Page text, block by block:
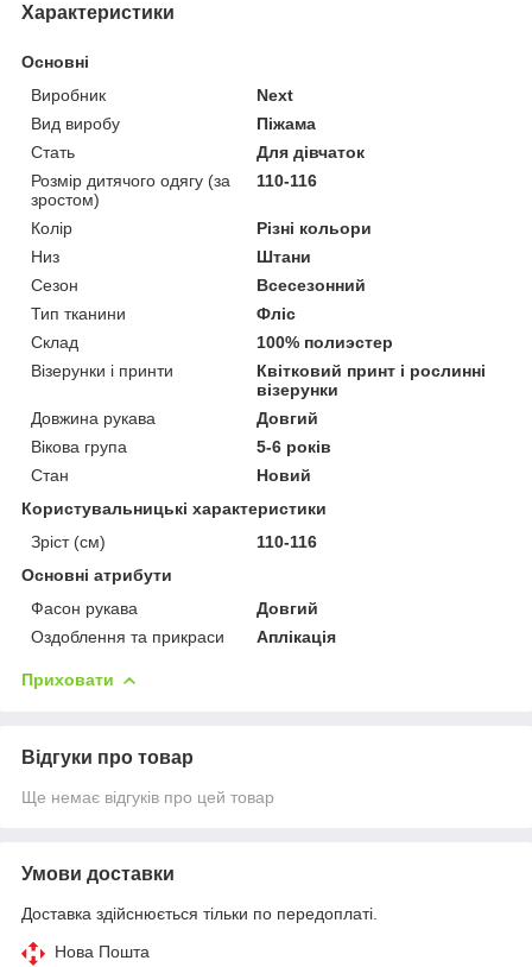
Характеристики
Основні
Виробник
Next
Вид виробу
Піжама
Стать
Для дівчаток
Розмір дитячого одягу (за
зростом)
110-116
Колір
Різні кольори
Низ
Штани
Сезон
Всесезонний
Тип тканини
Фліс
Склад
100% полиэстер
Візерунки і принти
Квітковий принт і рослинні
візерунки
Довжина рукава
Довгий
Вікова група
5-6 років
Стан
Новий
Користувальницькі характеристики
Зріст (см)
110-116
Основні атрибути
Фасон рукава
Довгий
Оздоблення та прикраси
Аплікація
Приховати
Відгуки про товар
Ще немає відгуків про цей товар
Умови доставки
Доставка здійснюється тільки по передоплаті.
Нова Пошта